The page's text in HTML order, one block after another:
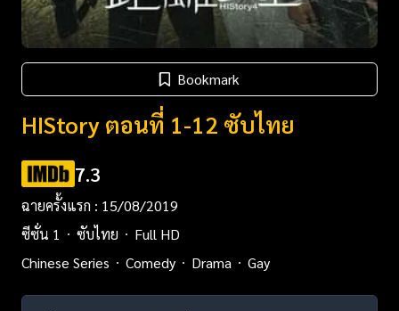
Bookmark
HIStory ตอนที่ 1-12 ซับไทย
7.3
ฉายครั้งแรก : 15/08/2019
ซีซั่น 1
ซับไทย
Full HD
Chinese Series
Comedy Drama Gay